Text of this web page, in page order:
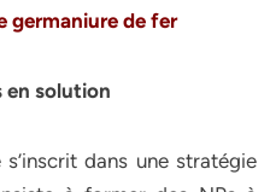
germaniure de fer
en solution
dans une stratégie